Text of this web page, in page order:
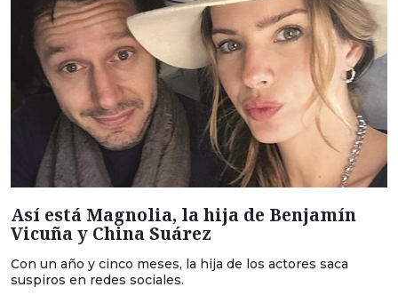
Así está Magnolia, la hija de Benjamín
Vicuña y China Suárez
Con un año y cinco meses, la hija de los actores saca
suspiros en redes sociales.